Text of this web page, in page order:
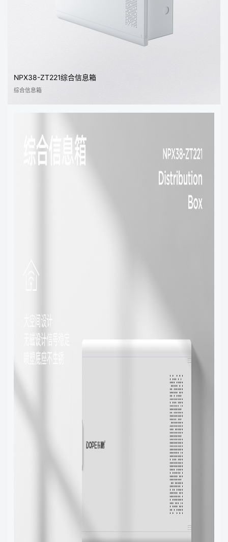
NPX38-ZT221综合信息箱
综合信息箱